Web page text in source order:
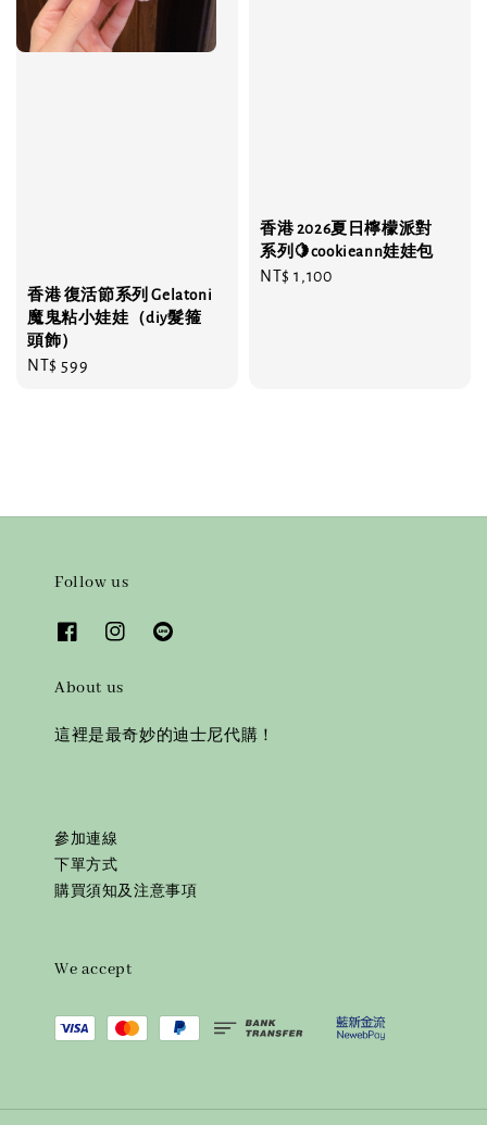
香港 復活節系列 Gelatoni
魔鬼粘小娃娃（diy髮箍
頭飾）
Regular
NT$ 599
香港 2026夏日檸檬派對
系列🍋cookieann娃娃包
Regular
NT$ 1,100
Follow us
About us
這裡是最奇妙的迪士尼代購！
參加連線
下單方式
購買須知及注意事項
We accept